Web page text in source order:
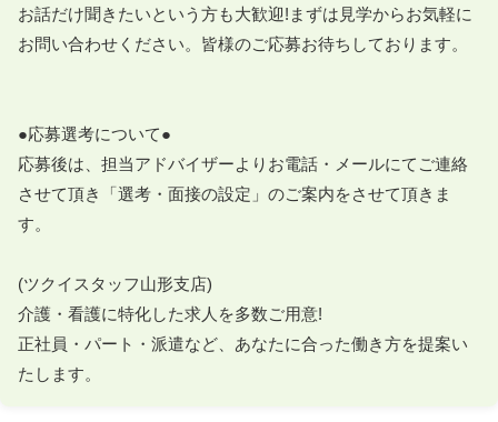
お話だけ聞きたいという方も大歓迎!まずは見学からお気軽に
お問い合わせください。皆様のご応募お待ちしております。
●応募選考について●
応募後は、担当アドバイザーよりお電話・メールにてご連絡
させて頂き「選考・面接の設定」のご案内をさせて頂きま
す。
(ツクイスタッフ山形支店)
介護・看護に特化した求人を多数ご用意!
正社員・パート・派遣など、あなたに合った働き方を提案い
たします。